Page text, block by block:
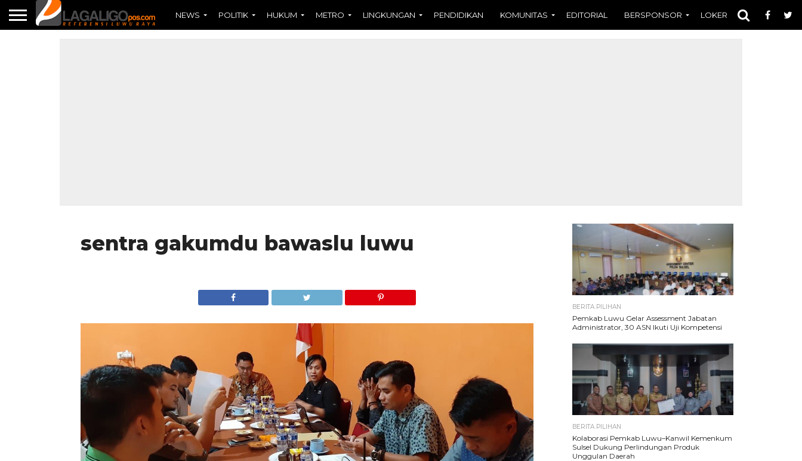
NEWS POLITIK HUKUM METRO LINGKUNGAN PENDIDIKAN KOMUNITAS EDITORIAL BERSPONSOR LOKER OPINI
sentra gakumdu bawaslu luwu
BERITA PILIHAN
Pemkab Luwu Gelar Assessment Jabatan
Administrator, 30 ASN Ikuti Uji Kompetensi
BERITA PILIHAN
Kolaborasi Pemkab Luwu–Kanwil Kemenkum
Sulsel Dukung Perlindungan Produk
Unggulan Daerah